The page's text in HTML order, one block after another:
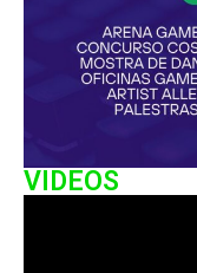
VIDEOS